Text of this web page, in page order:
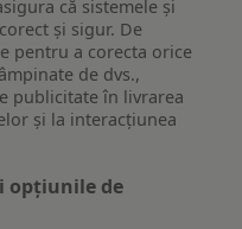
că sistemele și
și sigur. De
pentru a corecta orice
de dvs.,
publicitate în livrarea
și la interacțiunea
opțiunile de